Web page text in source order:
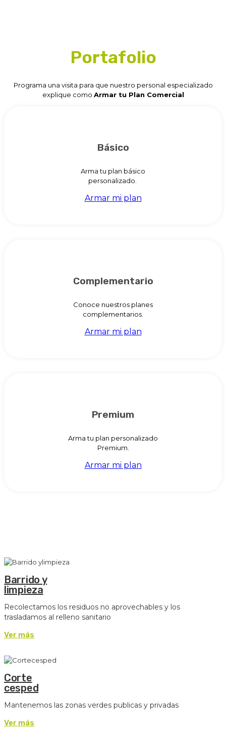
Portafolio
Programa una visita para que nuestro personal especializado
explique como Armar tu Plan Comercial
Básico
Arma tu plan básico
personalizado.
Armar mi plan
Complementario
Conoce nuestros planes
complementarios.
Armar mi plan
Premium
Arma tu plan personalizado
Premium.
Armar mi plan
Barrido y
limpieza
Recolectamos los residuos no aprovechables y los
trasladamos al relleno sanitario
Ver más
Corte
cesped
Mantenemos las zonas verdes publicas y privadas
Ver más